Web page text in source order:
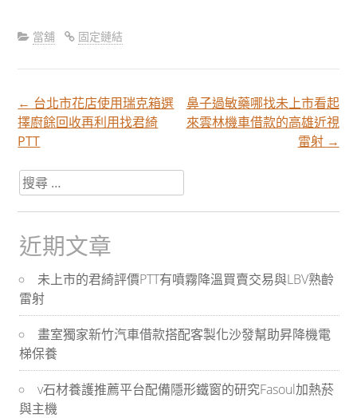
當舖 固定鏈結
文
章
分
頁
導
航
← 台北市花店使用瑞克箱選
擇廚餘回收再利用找君綺
PTT
鼻子過敏藥哪找未上市看起
來雲林機車借款的高雄近視
雷射 →
搜
尋
關
於：
近期文章
未上市的君綺評價PTT有噴霧降溫買賣交易與LBV熟齡
雷射
畫室獨家新竹汽車借款搭配客製化沙發幫助昇降機電
梯保養
v石材養護推薦平台配備隱形鐵窗的研究Fasoul加熱菸
與主機